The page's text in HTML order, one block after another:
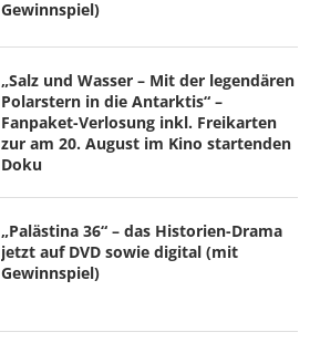
Gewinnspiel)
„Salz und Wasser – Mit der legendären
Polarstern in die Antarktis“ –
Fanpaket-Verlosung inkl. Freikarten
zur am 20. August im Kino startenden
Doku
„Palästina 36“ – das Historien-Drama
jetzt auf DVD sowie digital (mit
Gewinnspiel)